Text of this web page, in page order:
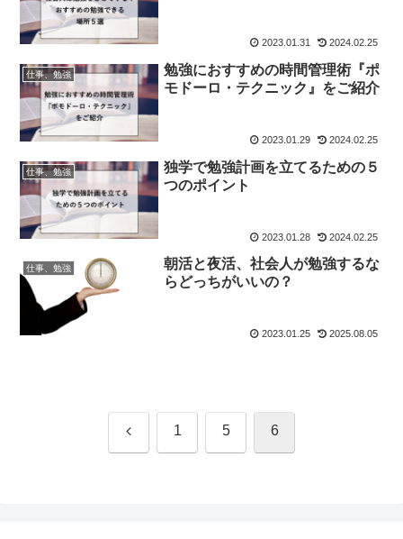
2023.01.31 2024.02.25
仕事、勉強
勉強におすすめの時間管理術『ポ
モドーロ・テクニック』をご紹介
2023.01.29 2024.02.25
仕事、勉強
独学で勉強計画を立てるための５
つのポイント
2023.01.28 2024.02.25
仕事、勉強
朝活と夜活、社会人が勉強するな
らどっちがいいの？
2023.01.25 2025.08.05
前 1 5 6